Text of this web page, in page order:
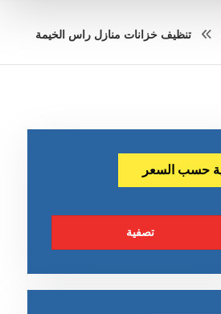
تنظيف خزانات منازل راس الخيمة
حسب السعر
تصفية